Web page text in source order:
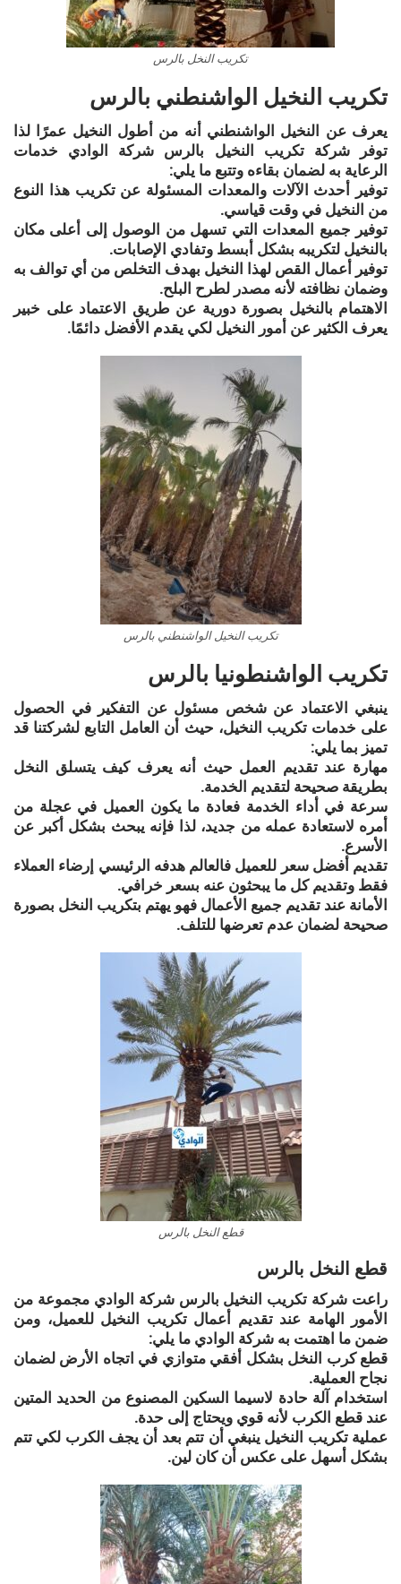
تكريب النخل بالرس
تكريب النخيل الواشنطني بالرس
يعرف عن النخيل الواشنطني أنه من أطول النخيل عمرًا لذا
توفر شركة تكريب النخيل بالرس شركة الوادي خدمات
الرعاية به لضمان بقاءه وتتبع ما يلي:
توفير أحدث الآلات والمعدات المسئولة عن تكريب هذا النوع
من النخيل في وقت قياسي.
توفير جميع المعدات التي تسهل من الوصول إلى أعلى مكان
بالنخيل لتكريبه بشكل أبسط وتفادي الإصابات.
توفير أعمال القص لهذا النخيل بهدف التخلص من أي توالف به
وضمان نظافته لأنه مصدر لطرح البلح.
الاهتمام بالنخيل بصورة دورية عن طريق الاعتماد على خبير
يعرف الكثير عن أمور النخيل لكي يقدم الأفضل دائمًا.
تكريب النخيل الواشنطني بالرس
تكريب الواشنطونيا بالرس
ينبغي الاعتماد عن شخص مسئول عن التفكير في الحصول
على خدمات تكريب النخيل، حيث أن العامل التابع لشركتنا قد
تميز بما يلي:
مهارة عند تقديم العمل حيث أنه يعرف كيف يتسلق النخل
بطريقة صحيحة لتقديم الخدمة.
سرعة في أداء الخدمة فعادة ما يكون العميل في عجلة من
أمره لاستعادة عمله من جديد، لذا فإنه يبحث بشكل أكبر عن
الأسرع.
تقديم أفضل سعر للعميل فالعالم هدفه الرئيسي إرضاء العملاء
فقط وتقديم كل ما يبحثون عنه بسعر خرافي.
الأمانة عند تقديم جميع الأعمال فهو يهتم بتكريب النخل بصورة
صحيحة لضمان عدم تعرضها للتلف.
قطع النخل بالرس
قطع النخل بالرس
راعت شركة تكريب النخيل بالرس شركة الوادي مجموعة من
الأمور الهامة عند تقديم أعمال تكريب النخيل للعميل، ومن
ضمن ما اهتمت به شركة الوادي ما يلي:
قطع كرب النخل بشكل أفقي متوازي في اتجاه الأرض لضمان
نجاح العملية.
استخدام آلة حادة لاسيما السكين المصنوع من الحديد المتين
عند قطع الكرب لأنه قوي ويحتاج إلى حدة.
عملية تكريب النخيل ينبغي أن تتم بعد أن يجف الكرب لكي تتم
بشكل أسهل على عكس أن كان لين.